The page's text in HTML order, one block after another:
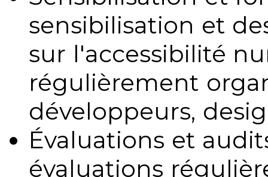
sensibilisation et
sur l'accessibilité
régulièrement
développeurs,
Évaluations et
évaluations